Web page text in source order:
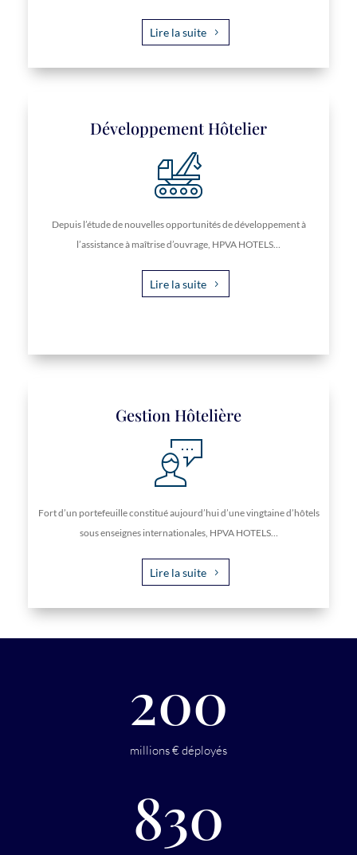
Lire la suite
Développement Hôtelier
Depuis l’étude de nouvelles opportunités de développement à
l’assistance à maîtrise d’ouvrage, HPVA HOTELS…
Lire la suite
Gestion Hôtelière
Fort d’un portefeuille constitué aujourd’hui d’une vingtaine d’hôtels
sous enseignes internationales, HPVA HOTELS…
Lire la suite
200
millions € déployés
830